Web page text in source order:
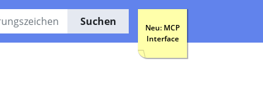
Suchen
Neu: MCP
Interface